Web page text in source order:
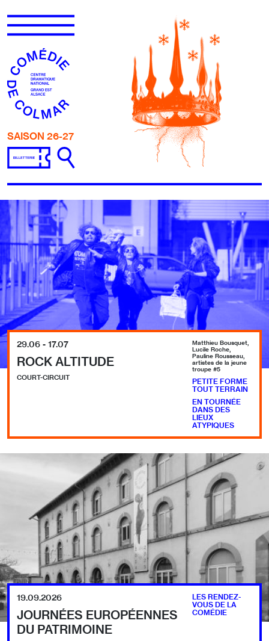
Aller au contenu
SAISON 26-27
COMÉDIE DE COLMAR -
29.06 - 17.07
ROCK ALTITUDE
COURT-CIRCUIT
Matthieu Bousquet,
Lucile Roche,
Pauline Rousseau,
artistes de la jeune
troupe #5
PETITE FORME
TOUT TERRAIN
EN TOURNÉE
DANS DES
LIEUX
ATYPIQUES
19.09.2026
JOURNÉES EUROPÉENNES
DU PATRIMOINE
LES RENDEZ-
VOUS DE LA
COMÉDIE